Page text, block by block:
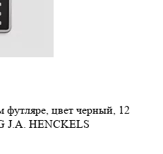
цвет черный, 12
J.A. HENCKELS